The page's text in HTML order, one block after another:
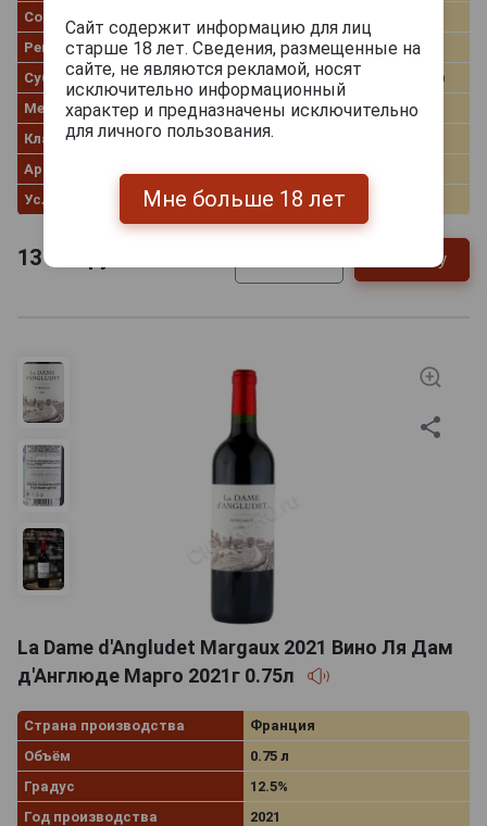
Сорт винограда
Регион
Burgundy (Бургундия)
Субрегион
Cote de Nuits (Кот-де-Нюи)
Местность
Gevrey-Chambertin
Классификация
AOC
Артикул
Условия продаж
Только самовывоз
13 222 В заявку
La Dame d'Angludet Margaux 2021 Вино Ля Дам
д'Англюде Марго 2021г 0.75л
Страна производства
Франция
Объём
0.75 л
Градус
12.5%
Год производства
2021
Сайт содержит информацию для лиц
старше 18 лет. Сведения, размещенные на
сайте, не являются рекламой, носят
исключительно информационный
характер и предназначены исключительно
для личного пользования.
Мне больше 18 лет